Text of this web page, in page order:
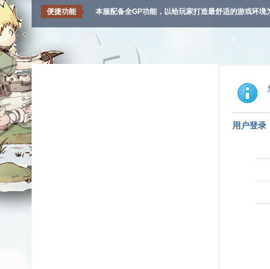
便捷功能 本服配备全GP功能，以给玩家打造最舒适的游戏环境
用户登录